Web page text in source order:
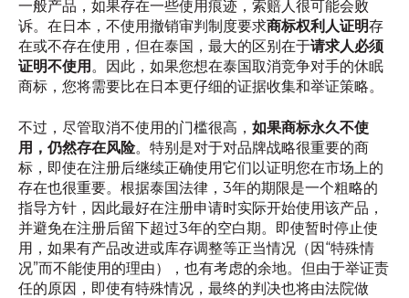
一般产品，如果存在一些使用痕迹，索赔人很可能会败
诉。在日本，不使用撤销审判制度要求商标权利人证明存
在或不存在使用，但在泰国，最大的区别在于请求人必须
证明不使用 。因此，如果您想在泰国取消竞争对手的休眠
商标，您将需要比在日本更仔细的证据收集和举证策略。
不过，尽管取消不使用的门槛很高， 如果商标永久不使
用，仍然存在风险。特别是对于对品牌战略很重要的商
标，即使在注册后继续正确使用它们以证明您在市场上的
存在也很重要。根据泰国法律，3年的期限是一个粗略的
指导方针，因此最好在注册申请时实际开始使用该产品，
并避免在注册后留下超过3年的空白期。即使暂时停止使
用，如果有产品改进或库存调整等正当情况（因“特殊情
况”而不能使用的理由），也有考虑的余地。但由于举证责
任的原因，即使有特殊情况，最终的判决也将由法院做